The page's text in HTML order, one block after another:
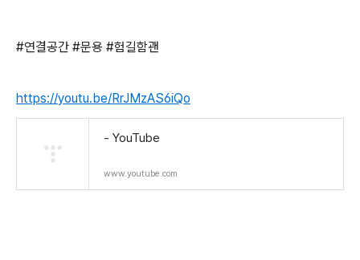
#연결공간 #문용 #험길함괜
https://youtu.be/RrJMzAS6iQo
- YouTube
www.youtube.com